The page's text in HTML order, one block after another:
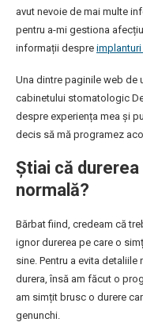
avut nevoie de mai multe
pentru a-mi gestiona
informații despre
Una dintre paginile web de
cabinetului stomatologic
despre experiența mea și
decis să mă programez
Știai că
normală?
Bărbat fiind, credeam că
ignor durerea pe care o
sine. Pentru a evita
durera, însă am făcut o
am simțit brusc o durere
genunchi.